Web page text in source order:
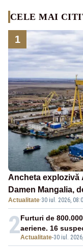
CELE MAI
1
Ancheta explozivă
Damen Mangalia,
României
Actualitate·30 iul. 2026,
2Actualitate-30 iul.
Furturi de
aeriene. 16